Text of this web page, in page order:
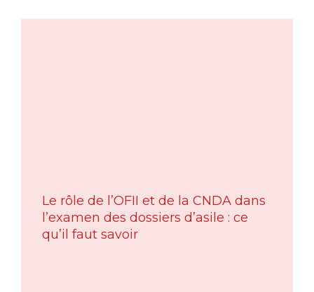
Le rôle de l’OFII et de la CNDA dans
l’examen des dossiers d’asile : ce
qu’il faut savoir